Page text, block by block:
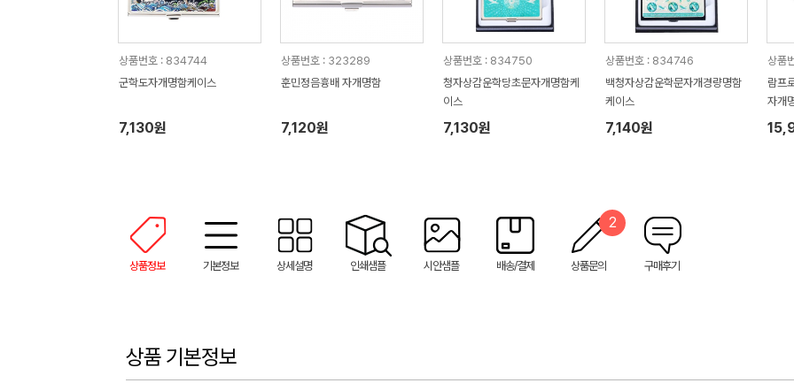
상품번호 : 834744
군학도자개명함케이스
7,130원
상품번호 : 323289
훈민정음흉배 자개명함
7,120원
상품번호 : 834750
청자상감운학당초문자개명함케
이스
7,130원
상품번호 : 834746
백청자상감운학문자개경량명함
케이스
7,140원
상품
람프
자개
상품정보 기본정보 상세설명 인쇄샘플 시안샘플 배송/결제 상품문의
2
구매후기
상품 기본정보